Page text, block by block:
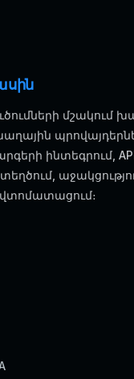
մշակում
ինտեգրում,